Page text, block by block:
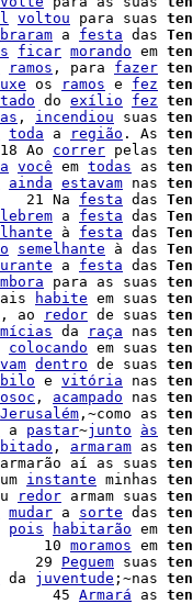
voltou para suas
a festa das
ficar morando em
ramos , para fazer
os ramos e fez
do exílio fez
, incendiou suas
toda a região . As
Ao correr pelas
você em todas as
ainda estavam nas
Na festa das
a festa das
à festa das
semelhante à das
a festa das
para as suas
habite em suas
, ao redor de suas
da raça nas
colocando em suas
dentro de suas
e vitória nas
, acampado nas
Jerusalém ,~como as
a pastar~junto às
, armaram as
armarão aí as suas
instante minhas
redor armam suas
mudar a sorte das
pois habitarão em
10 moramos em
29 Peguem suas
da juventude ;~nas
45 Armará as